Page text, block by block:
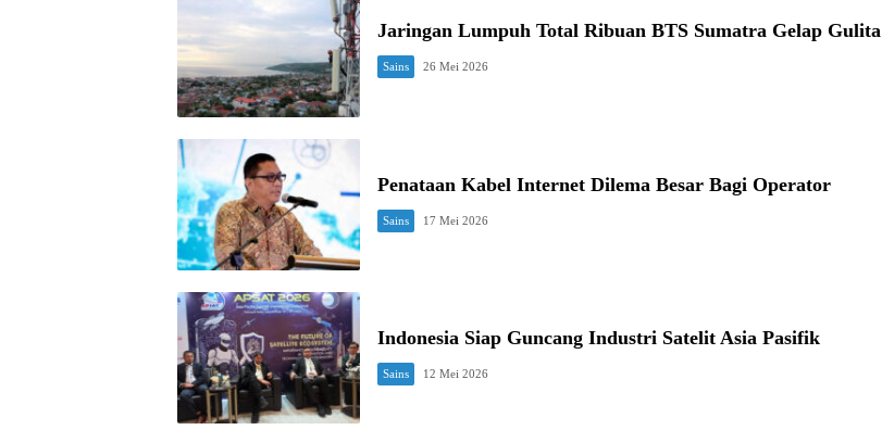
Jaringan Lumpuh Total Ribuan BTS Sumatra Gelap Gulita
Sains 26 Mei 2026
Penataan Kabel Internet Dilema Besar Bagi Operator
Sains 17 Mei 2026
Indonesia Siap Guncang Industri Satelit Asia Pasifik
Sains 12 Mei 2026